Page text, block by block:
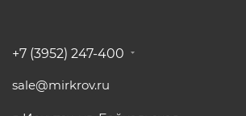
+7 (3952) 247-400
sale@mirkrov.ru